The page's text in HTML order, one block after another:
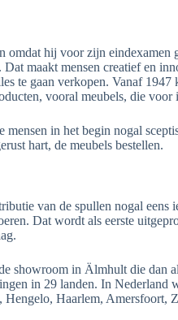
hij voor zijn
maakt mensen creatief en
te gaan verkopen. Vanaf
vooral meubels, die
in het begin nogal
hart, de meubels bestellen.
van de spullen nogal
Dat wordt als eerste
showroom in Älmhult die
in 29 landen. In
Haarlem, Amersfoort,